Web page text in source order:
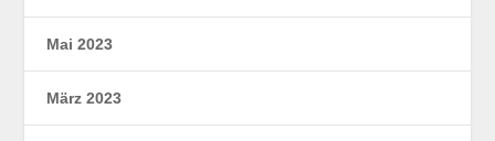
Mai 2023
März 2023